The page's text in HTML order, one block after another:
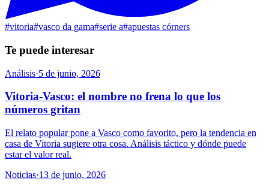
#vitoria#vasco da gama#serie a#apuestas córners
Te puede interesar
Análisis·5 de junio, 2026
Vitoria-Vasco: el nombre no frena lo que los
números gritan
El relato popular pone a Vasco como favorito, pero la tendencia en
casa de Vitoria sugiere otra cosa. Análisis táctico y dónde puede
estar el valor real.
Noticias·13 de junio, 2026